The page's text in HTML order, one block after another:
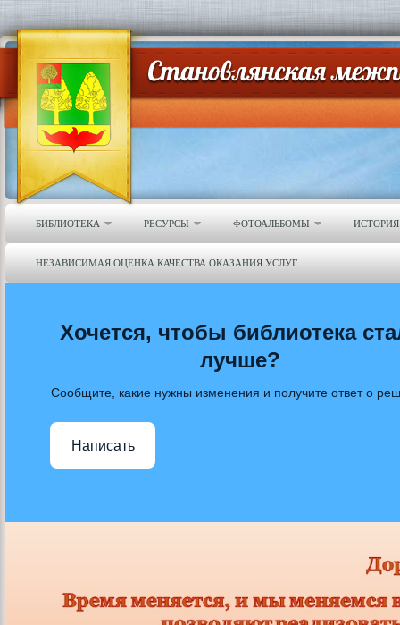
БИБЛИОТЕКА РЕСУРСЫ ФОТОАЛЬБОМЫ
НЕЗАВИСИМАЯ ОЦЕНКА КАЧЕСТВА ОКАЗАНИЯ УСЛУГ
Хочется, чтобы библиотека
лучше?
Сообщите, какие нужны изменения и получите ответ о
Написать